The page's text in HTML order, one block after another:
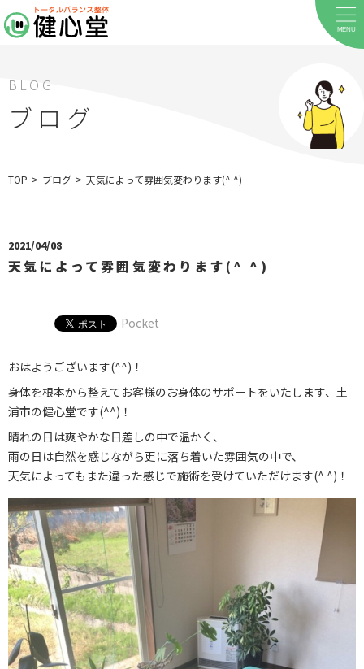
MENU
ホーム
料金メニュー
お問い合わせ
029-886-8602
BLOG
ブログ
TOP > ブログ > 天気によって雰囲気変わります(^ ^)
2021/04/08
天気によって雰囲気変わります(^ ^)
Pocket
おはようございます(^^)！
身体を根本から整えてお客様のお身体のサポートをいたします、土
浦市の健心堂です(^^)！
晴れの日は爽やかな日差しの中で温かく、
雨の日は自然を感じながら更に落ち着いた雰囲気の中で、
天気によってもまた違った感じで施術を受けていただけます(^ ^)！